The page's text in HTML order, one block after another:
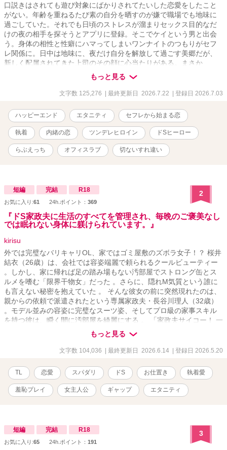
口説きはされても遊び対象にばかりされてたいした恋愛をしたこと
がない。年齢を重ねるたび素の自分を晒すのが嫌で職場でも地味に
過ごしていた。それでも日頃のストレスが溜まりセックス目的なだ
けの夜の相手を探そうとアプリに登録。そこでケイという男と出会
う。身体の相性と性癖にハマってしまいワンナイトのつもりがセフ
レ関係に。日中は地味に、夜だけ自分を解放して過ごす美郷だが、
新しく配属されてきた上司のその顔に心当たりがある。まさか
――？ それでも信じられない、ドSな性格のケイと穏やかで優しそ
うな好感度百点の上司は似ても似つかない。 同一人物？ 他人の空
似？ それよりなにより、自分の正体が絶対にバレるわけにはいか
えていく思い、無視できない感情……美郷にとってのはじめての恋
が始まってしまうのだが、ケイにはなにか秘密がありそうで……。
もっと見る
文字数 125,276 | 最終更新日 2026.7.22 | 登録日 2026.7.03
ハッピーエンド エタニティ セフレから始まる恋
執着 内緒の恋 ツンデレヒロイン ドSヒーロー
らぶえっち オフィスラブ 切ないすれ違い
短編 完結 R18
お気に入り:61 24h.ポイント： 369
2
『ドS家政夫に生活のすべてを管理され、毎晩のご褒美なし
では眠れない身体に躾けられています。』
kirisu
外では完璧なバリキャリOL、家ではゴミ屋敷のズボラ女子！？ 桜井
結衣（26歳）は、会社では容姿端麗で頼られるクールビューティー
。しかし、家に帰れば足の踏み場もない汚部屋でストロング缶とス
ルメを嗜む「限界干物女」だった 。さらに、隠れM気質という誰に
も言えない秘密を抱えていた 。 そんな彼女の前に突然現れたのは、
親からの依頼で派遣されたという専属家政夫・長谷川理人（32歳）
。モデル並みの容姿に完璧なスーツ姿、そしてプロ級の家事スキル
を持つ彼は、瞬く間に汚部屋を綺麗にする 。 「家政夫サイコー！ 一
生養ってほしい」とすっかり気を抜いた結衣だったが、理人の手に
よってベッドの下に隠していた『ピンク色のローター』や『マニア
ックなSM官能本』が発掘されてしまう 。 顔から火が出るほど羞恥
突きつける 。「ルールを破った悪い子には……そのおもちゃで『躾
（お仕置き）』をさせていただきます」 靴下を脱ぎっぱなしにした
罰として、理人の長い脚の上にうつ伏せに乗せられ、自らの手で下
着を下ろさせられる屈辱的なお尻ペンペン 。腸に溜まった悪いもの
は、「よくできました」と別人のように甘く抱きしめられ、発掘さ
れたおもちゃで極上の絶頂を与えられるご褒美タイム 。 理人の与え
る「飴と鞭」に、結衣の心と身体は彼なしでは生きられないほど依
もっと見る
文字数 104,036 | 最終更新日 2026.6.14 | 登録日 2026.5.20
TL 恋愛 スパダリ ドS お仕置き 執着愛
羞恥プレイ 女主人公 ギャップ エタニティ
短編 完結 R18
お気に入り:65 24h.ポイント： 191
3